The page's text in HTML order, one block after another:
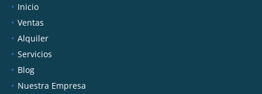
Inicio
Ventas
Alquiler
Servicios
Blog
Nuestra Empresa